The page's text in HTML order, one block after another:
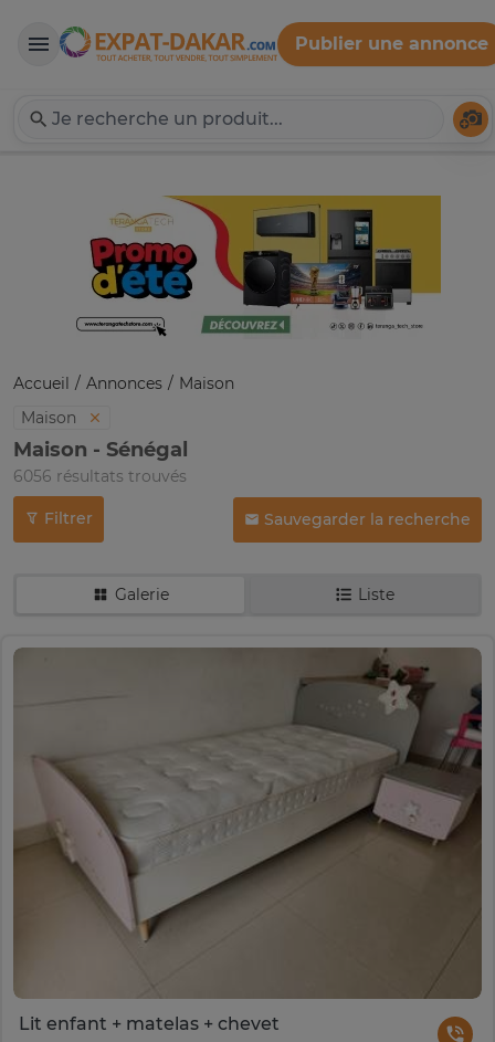
Expat-Dakar
Publier une annonce
Accueil Annonces
Maison
Maison
Maison - Sénégal
6056 résultats trouvés
Filtrer Sauvegarder la recherche
Galerie Liste
Lit enfant + matelas + chevet